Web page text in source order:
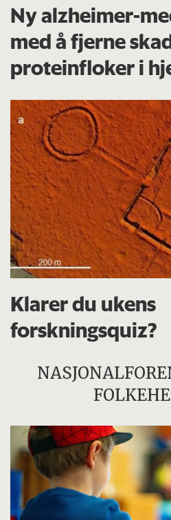
Ny alzheimer-
med å fjerne
proteinfloker i
Klarer du ukens
forskningsquiz?